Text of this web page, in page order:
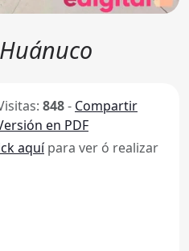
848- Compartir
en PDF
aquípara ver ó realizar